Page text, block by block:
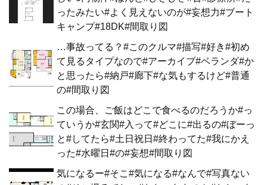
ったみたい#よく見えないのが#妄想力#ブート
キャンプ#18DK#間取り図
…事故ってる？#このクルマ#描写#好き#初め
て見るタイプなので#アーカイブ#ベランダ#か
と思ったら#納戸#廊下#な気もするけど#普通
の#間取り図
この場合、ご飯はどこで食べるのだろうか#っ
ていうか#玄関#入って#どこに#出るの#ぼーっ
と#してたら#土日祝日#終わってた#我にかえ
った#水曜日#の#妄想#間取り図
気になるー#そこ#気になる#なんで#写真ない